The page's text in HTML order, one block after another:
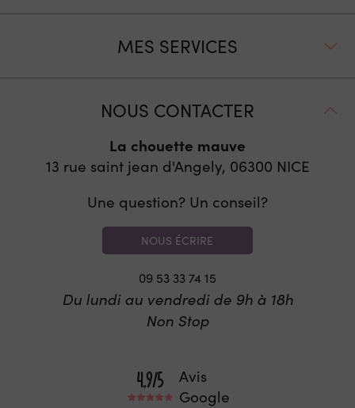
MES SERVICES
NOUS CONTACTER
La chouette mauve
13 rue saint jean d'Angely, 06300 NICE
Une question? Un conseil?
NOUS ÉCRIRE
09 53 33 74 15
Du lundi au vendredi de 9h à 18h
Non Stop
Avis
Google